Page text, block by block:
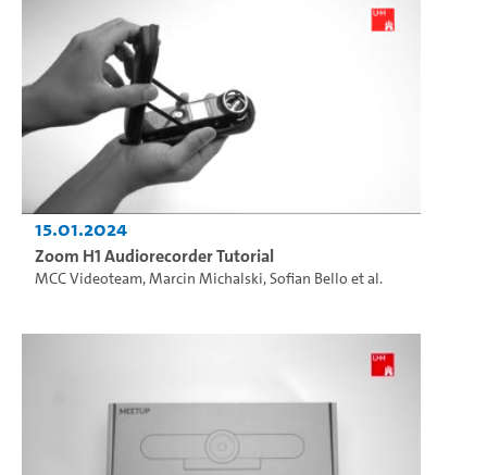
15.01.2024
Zoom H1 Audiorecorder Tutorial
MCC Videoteam,Marcin Michalski,Sofian Bello et al.